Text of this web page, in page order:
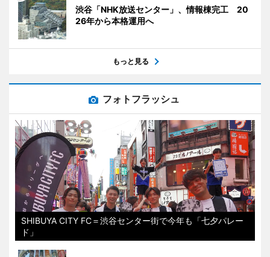
渋谷「NHK放送センター」、情報棟完工 20
26年から本格運用へ
もっと見る
フォトフラッシュ
SHIBUYA CITY FC＝渋谷センター街で今年も「七夕パレー
ド」